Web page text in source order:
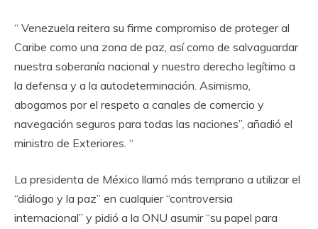
“ Venezuela reitera su firme compromiso de proteger al
Caribe como una zona de paz, así como de salvaguardar
nuestra soberanía nacional y nuestro derecho legítimo a
la defensa y a la autodeterminación. Asimismo,
abogamos por el respeto a canales de comercio y
navegación seguros para todas las naciones”, añadió el
ministro de Exteriores. “
La presidenta de México llamó más temprano a utilizar el
“diálogo y la paz” en cualquier “controversia
internacional” y pidió a la ONU asumir “su papel para